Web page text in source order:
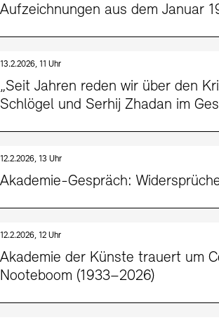
Aufzeichnungen aus dem Januar
13.2.2026, 11 Uhr
„Seit Jahren reden wir über den
Schlögel und Serhij Zhadan im
12.2.2026, 13 Uhr
Akademie-Gespräch:
12.2.2026, 12 Uhr
Akademie der Künste trauert um
Nooteboom (1933–2026)